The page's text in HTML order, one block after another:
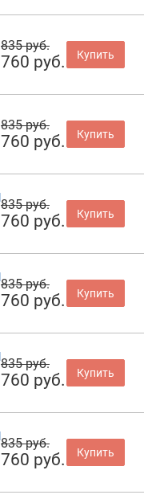
835 руб.
760 руб. Купить
835 руб.
760 руб. Купить
835 руб.
760 руб. Купить
835 руб.
760 руб. Купить
835 руб.
760 руб. Купить
835 руб.
760 руб. Купить